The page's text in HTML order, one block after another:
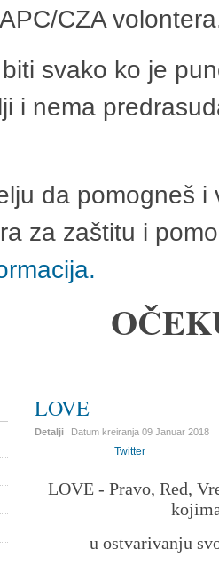
CZA
svako ko je
i nema
da pomogneš
za zaštitu i
LOVE
Detalji Datum kreiranja09 Januar 2018
Twitter
LOVE - Pravo, Red,
u ostvarivanju